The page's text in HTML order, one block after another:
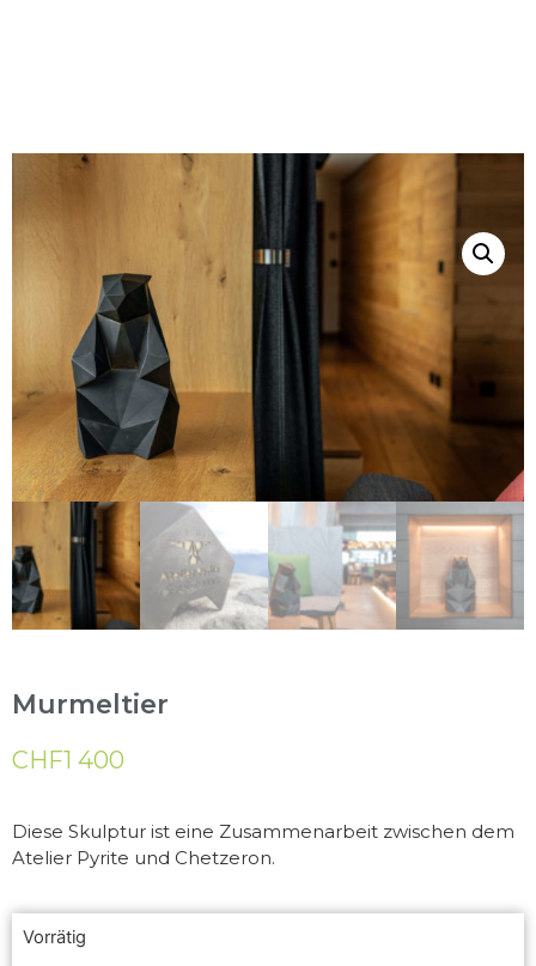
Murmeltier
CHF1 400
Diese Skulptur ist eine Zusammenarbeit zwischen dem
Atelier Pyrite und Chetzeron.
Vorrätig